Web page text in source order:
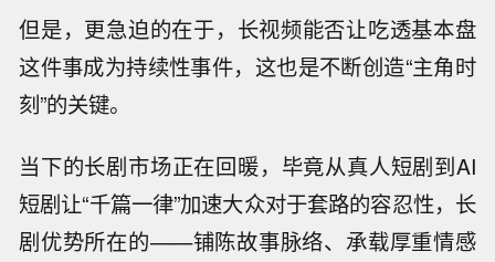
但是，更急迫的在于，长视频能否让吃透基本盘
这件事成为持续性事件，这也是不断创造“主角时
刻”的关键。
当下的长剧市场正在回暖，毕竟从真人短剧到AI
短剧让“千篇一律”加速大众对于套路的容忍性，长
剧优势所在的——铺陈故事脉络、承载厚重情感